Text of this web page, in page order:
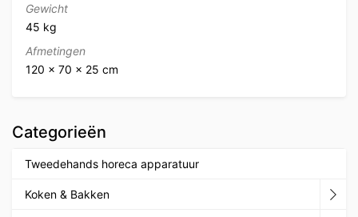
Gewicht
45 kg
Afmetingen
120 × 70 × 25 cm
Categorieën
Tweedehands horeca apparatuur
Koken & Bakken